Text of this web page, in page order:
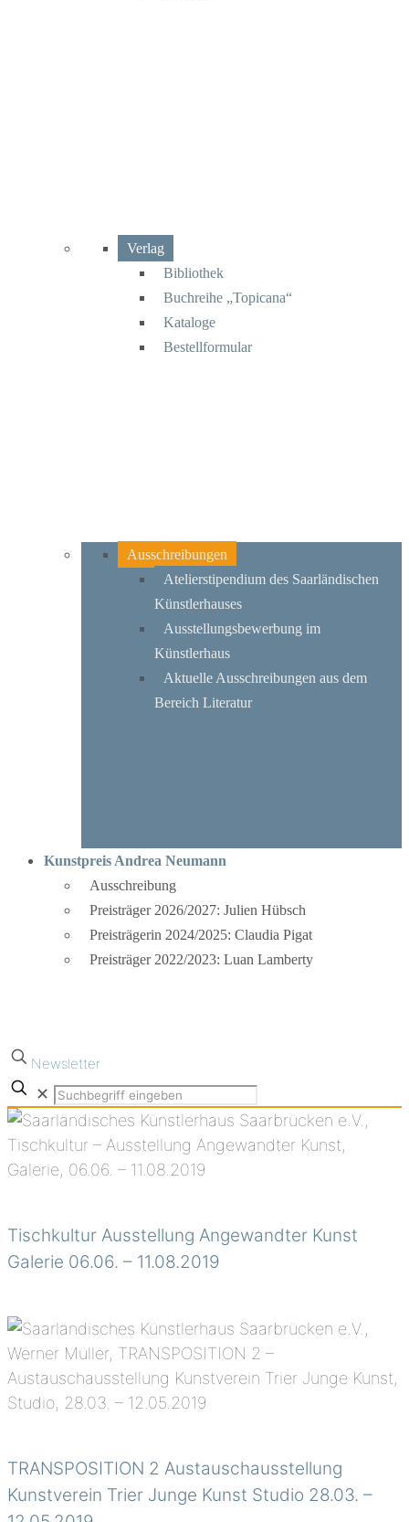
Verlag
Bibliothek
Buchreihe „Topicana“
Kataloge
Bestellformular
Ausschreibungen
Atelierstipendium des Saarländischen
Künstlerhauses
Ausstellungsbewerbung im
Künstlerhaus
Aktuelle Ausschreibungen aus dem
Bereich Literatur
Kunstpreis Andrea Neumann
Ausschreibung
Preisträger 2026/2027: Julien Hübsch
Preisträgerin 2024/2025: Claudia Pigat
Preisträger 2022/2023: Luan Lamberty
Newsletter
✕
Tischkultur Ausstellung Angewandter Kunst
Galerie 06.06. – 11.08.2019
TRANSPOSITION 2 Austauschausstellung
Kunstverein Trier Junge Kunst Studio 28.03. –